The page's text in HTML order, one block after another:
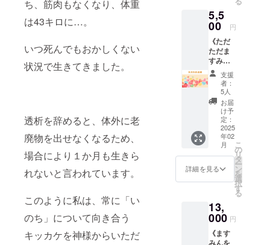
ち、筋肉もなくなり、体重
は43キロに…。
いつ死んでもおかしくない
状況で生きてきました。
透析を辞めると、体外に老
廃物を出せなくなるため、
場合により１か月も生きら
れないと言われています。
このように私は、常に「い
のち」について向き合う
キッカケを神様からいただ
ルク、
リネン
色や柄
につい
て：ペ
イズ
リーや
花柄、
唐草模
様など
暖色、
寒色を
お選び
いただ
けます
【ブラ
ンディ
ング撮
影会へ
期限】
クラウ
ドファ
ンディ
ング終
から1年
間 ◇ え
ほんに
ついて
サイ
ズ：
148mm
×148m
m 正方
形 出版
社：い
しだえ
ほん
（自費
出版）
ページ
数：24
ページ /
カラー
2025年
1月（予
定） ※
クラウ
ドファ
の動き
で特定
し、眼
球筋運
動によ
り解放
する、
量子力
学に基
づいた
ストレ
スマネ
ジメン
ト・代
替療法
ストレ
スの元
てい
る、こ
うあら
ねばな
らない
きっか
け作り
になる
セラ
ピーで
す ◇ ゆ
こさん
プロ
フィー
ル SNS
起業コ
ンサル
タン
ト・
ハッ
インド
コー
ティ
シャン
10年、
営業職
希望の
場合は
支援
（両面
カ
ラー・2
つ折り
の名刺
は プラ
ス各
12,000
円/ 枚数
の追加
100枚に
1200
円）を
ます
（ご不
明な点
は事前
で、オ
リジナ
リティ
あふれ
る素敵
なグッ
ズにな
ります
よ！ [内
容] ・オ
リジナ
ル似顔
絵スタ
ンプ1個
・国内
送料込
み ※顔
いてオ
リジナ
タンプ
んの夢
叶ドー
ルです
[内容]
・高野
かおり
オリジ
ナル、
夢叶(ゆ
めかな)
ドール1
体 ・オ
ンライ
ンセッ
ション
60分に1
回ご参
内送料
込みに
なりま
す ※支
5,5
00 円
《ただ
ただま
すみん
を応援
する》
ただた
だます
みんを
応援し
てくだ
さる方
向けの
リター
ンです
[内容]
・御礼
セージ
をお送
りいた
します
支援
者：
5人
お届
け予
定：
2025
年02
月
詳細を見る
こ
の
リ
タ
ー
ン
を
選
択
す
る
13,
000 円
《ます
みんを